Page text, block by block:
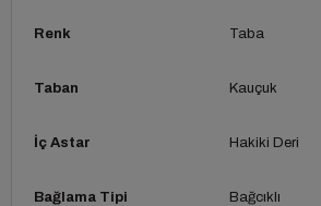
Renk Taba
Taban Kauçuk
İç Astar Hakiki Deri
Bağlama Tipi Bağcıklı